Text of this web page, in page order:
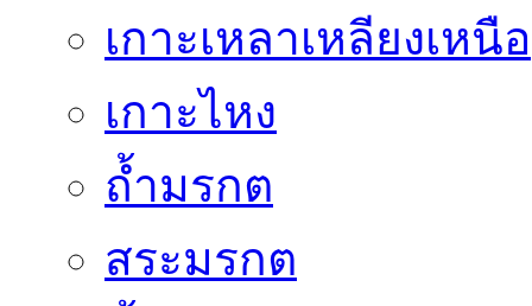
เกาะเหลาเหลียงเหนือ
เกาะไหง
ถ้ำมรกต
สระมรกต